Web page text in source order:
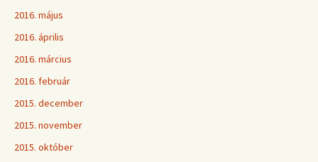
2016. május
2016. április
2016. március
2016. február
2015. december
2015. november
2015. október